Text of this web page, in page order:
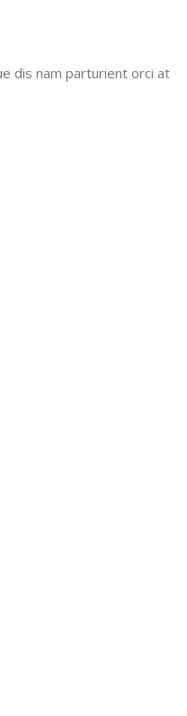
dis nam parturient orci at